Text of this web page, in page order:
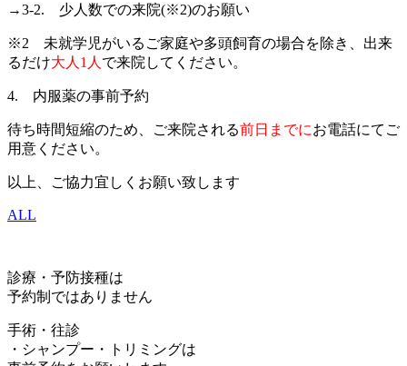
→3-2. 少人数での来院(※2)のお願い
※2 未就学児がいるご家庭や多頭飼育の場合を除き、出来
るだけ大人1人 で来院してください。
4. 内服薬の事前予約
待ち時間短縮のため、ご来院される前日までにお電話にてご
用意ください。
以上、ご協力宜しくお願い致します
ALL
診療・予防接種は
予約制ではありません
手術・往診
・シャンプー・トリミングは